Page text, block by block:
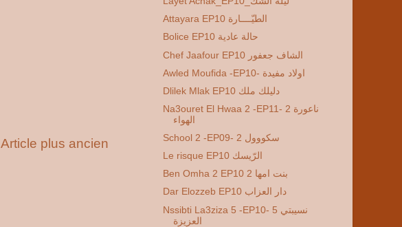
Article plus ancien
Attayara EP10 الطيّــــارة
Bolice EP10 حالة عادية
Chef Jaafour EP10 الشاف جعفور
Awled Moufida -EP10- اولاد مفيدة
Dlilek Mlak EP10 دليلك ملك
Na3ouret El Hwaa 2 -EP11- 2 ناعورة
الهواء
School 2 -EP09- 2 سكووول
Le risque EP10 الرّيسك
Ben Omha 2 EP10 2 بنت امها
Dar Elozzeb EP10 دار العزاب
Nssibti La3ziza 5 -EP10- 5 نسيبتي
العزيزة